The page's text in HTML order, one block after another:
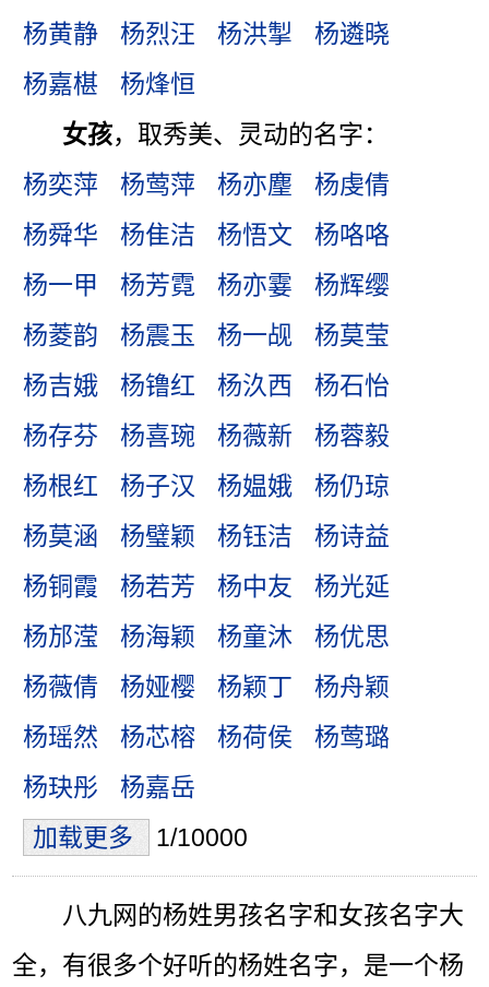
杨黄静
杨烈汪 杨洪掣
杨遴晓
杨嘉椹
杨烽恒
女孩，取秀美、灵动的名字：
杨奕萍
杨莺萍 杨亦麈
杨虔倩
杨舜华
杨隹洁 杨悟文
杨咯咯
杨一甲
杨芳霓 杨亦霎
杨辉缨
杨菱韵
杨震玉 杨一觇
杨莫莹
杨吉娥
杨镥红 杨汣西
杨石怡
杨存芬
杨喜琬 杨薇新
杨蓉毅
杨根红
杨子汉 杨媪娥
杨仍琼
杨莫涵
杨璧颖 杨钰洁
杨诗益
杨铜霞
杨若芳 杨中友
杨光延
杨邡滢
杨海颖 杨童沐
杨优思
杨薇倩
杨娅樱 杨颖丁
杨舟颖
杨瑶然
杨芯榕 杨荷侯
杨莺璐
杨玦彤
杨嘉岳
加载更多
1/10000
八九网的杨姓男孩名字和女孩名字大
全，有很多个好听的杨姓名字，是一个杨